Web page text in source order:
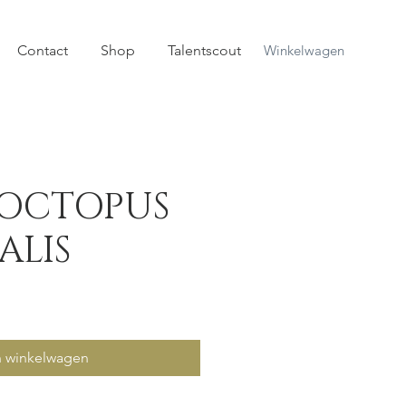
Contact Shop Talentscout Winkelwagen
winkelwagen